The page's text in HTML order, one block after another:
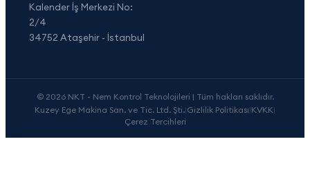
Kalender İş Merkezi No:
2/4
34752 Ataşehir - İstanbul
© 2026 NKT - Nem Kontrol Teknolojileri | Tüm hakları saklıdır.
Kuzey Ege Makina San. ve Tic. Ltd. Şti.|Gizlilik Politikası|KVKK|
Çerez Tercihleri